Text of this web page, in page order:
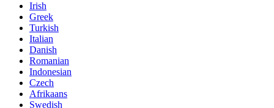
Irish
Greek
Turkish
Italian
Danish
Romanian
Indonesian
Czech
Afrikaans
Swedish